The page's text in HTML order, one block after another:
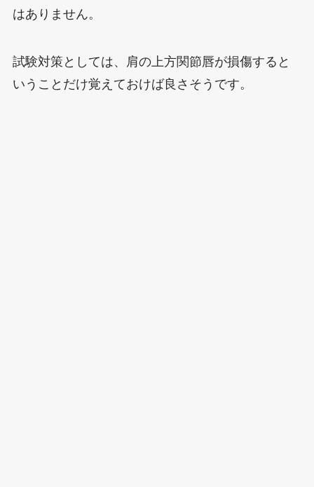
はありません。
試験対策としては、肩の上方関節唇が損傷すると
いうことだけ覚えておけば良さそうです。